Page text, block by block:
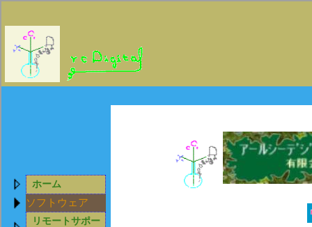
ホーム
ソフトウェア
リモートサポー